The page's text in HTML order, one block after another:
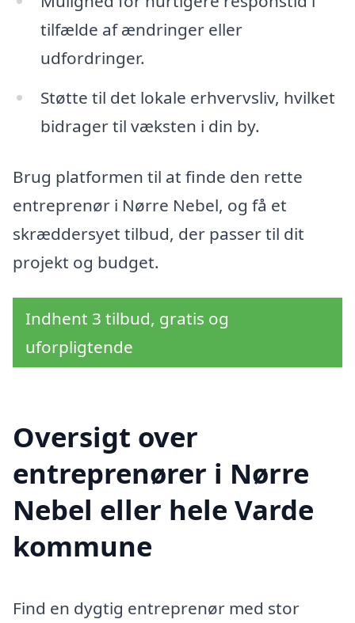
tilfælde af ændringer eller
udfordringer.
Støtte til det lokale erhvervsliv, hvilket
bidrager til væksten i din by.
Brug platformen til at finde den rette
entreprenør i Nørre Nebel, og få et
skræddersyet tilbud, der passer til dit
projekt og budget.
Indhent 3 tilbud, gratis og
uforpligtende
Oversigt over
entreprenører i Nørre
Nebel eller hele Varde
kommune
Find en dygtig entreprenør med stor